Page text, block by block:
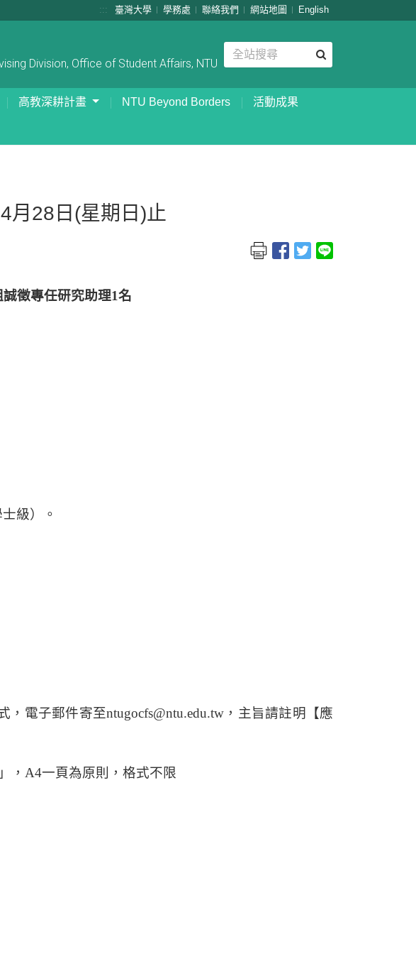
::: 臺灣大學 學務處 聯絡我們 網站地圖 English
Division, Office of Student Affairs, NTU
高教深耕計畫 NTU Beyond Borders 活動成果
月28日(星期日)止
徵專任研究助理1名
級）。
，電子郵件寄至ntugocfs@ntu.edu.tw ，主旨請註明【應
， A4一頁為原則，格式不限